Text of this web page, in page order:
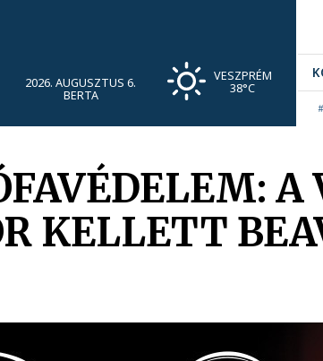
2026. AUGUSZTUS 6.
BERTA
VESZPRÉM
38°C
KELLETT